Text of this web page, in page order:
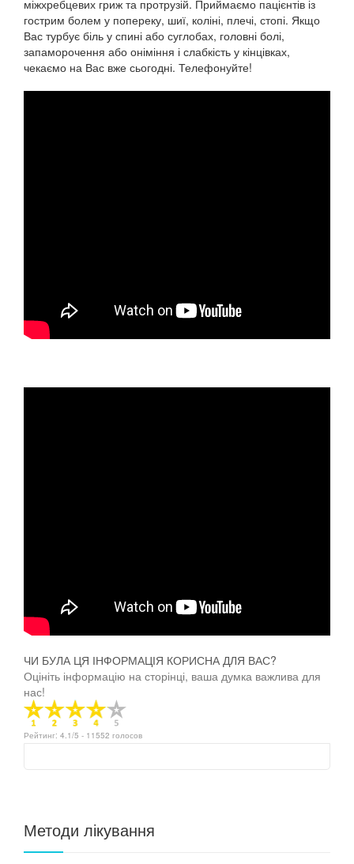
міжхребцевих гриж та протрузій. Приймаємо пацієнтів із
гострим болем у попереку, шиї, коліні, плечі, стопі. Якщо
Вас турбує біль у спині або суглобах, головні болі,
запаморочення або оніміння і слабкість у кінцівках,
чекаємо на Вас вже сьогодні. Телефонуйте!
ЧИ БУЛА ЦЯ ІНФОРМАЦІЯ КОРИСНА ДЛЯ ВАС?
Оцініть інформацію на сторінці, ваша думка важлива для
нас!
Рейтинг: 4.1/5 - 11552 голосов
Методи лікування